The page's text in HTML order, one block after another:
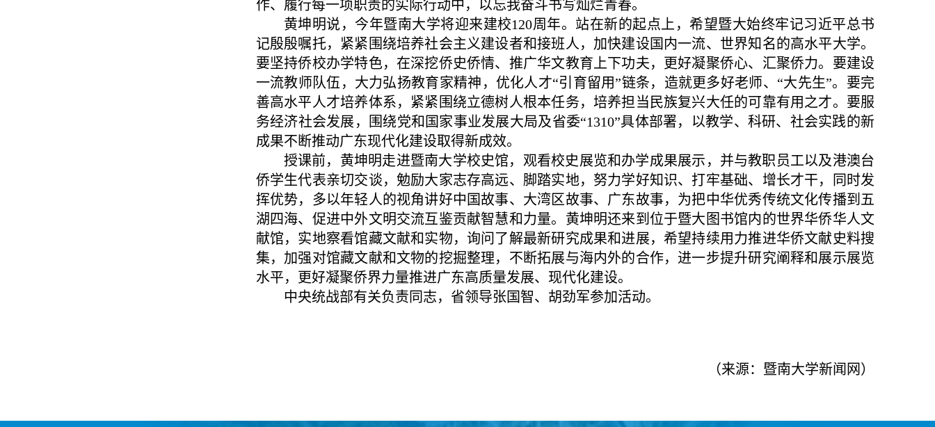
作、履行每一项职责的实际行动中，以忘我奋斗书写灿烂青春。
黄坤明说，今年暨南大学将迎来建校120周年。站在新的起点上，希望暨大始终牢记习近平总书
记殷殷嘱托，紧紧围绕培养社会主义建设者和接班人，加快建设国内一流、世界知名的高水平大学。
要坚持侨校办学特色，在深挖侨史侨情、推广华文教育上下功夫，更好凝聚侨心、汇聚侨力。要建设
一流教师队伍，大力弘扬教育家精神，优化人才“引育留用”链条，造就更多好老师、“大先生”。要完
善高水平人才培养体系，紧紧围绕立德树人根本任务，培养担当民族复兴大任的可靠有用之才。要服
务经济社会发展，围绕党和国家事业发展大局及省委“1310”具体部署，以教学、科研、社会实践的新
成果不断推动广东现代化建设取得新成效。
授课前，黄坤明走进暨南大学校史馆，观看校史展览和办学成果展示，并与教职员工以及港澳台
侨学生代表亲切交谈，勉励大家志存高远、脚踏实地，努力学好知识、打牢基础、增长才干，同时发
挥优势，多以年轻人的视角讲好中国故事、大湾区故事、广东故事，为把中华优秀传统文化传播到五
湖四海、促进中外文明交流互鉴贡献智慧和力量。黄坤明还来到位于暨大图书馆内的世界华侨华人文
献馆，实地察看馆藏文献和实物，询问了解最新研究成果和进展，希望持续用力推进华侨文献史料搜
集，加强对馆藏文献和文物的挖掘整理，不断拓展与海内外的合作，进一步提升研究阐释和展示展览
水平，更好凝聚侨界力量推进广东高质量发展、现代化建设。
中央统战部有关负责同志，省领导张国智、胡劲军参加活动。
（来源：暨南大学新闻网）